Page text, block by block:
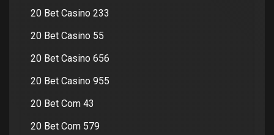
20 Bet Casino 233
20 Bet Casino 55
20 Bet Casino 656
20 Bet Casino 955
20 Bet Com 43
20 Bet Com 579